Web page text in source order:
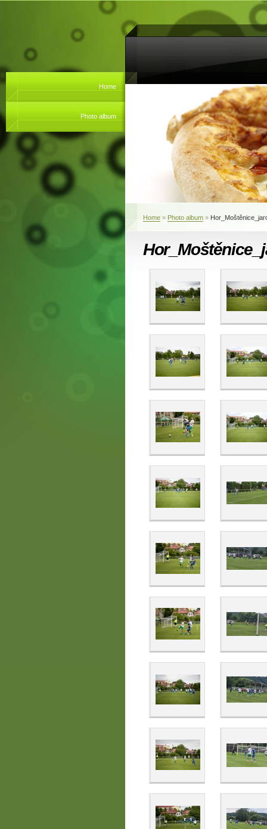
Home
Photo album
Home » Photo album »